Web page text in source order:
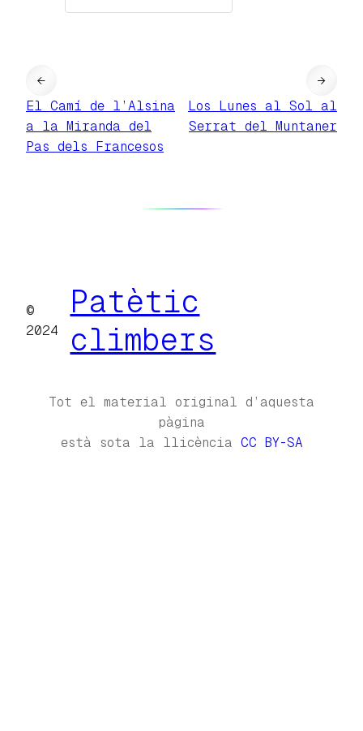
←
El Camí de l’Alsina
a la Miranda del
Pas dels Francesos
Los Lunes al Sol al
Serrat del Muntaner
→
©
2024
Patètic
climbers
Tot el material original d’aquesta
pàgina
està sota la llicència CC BY-SA